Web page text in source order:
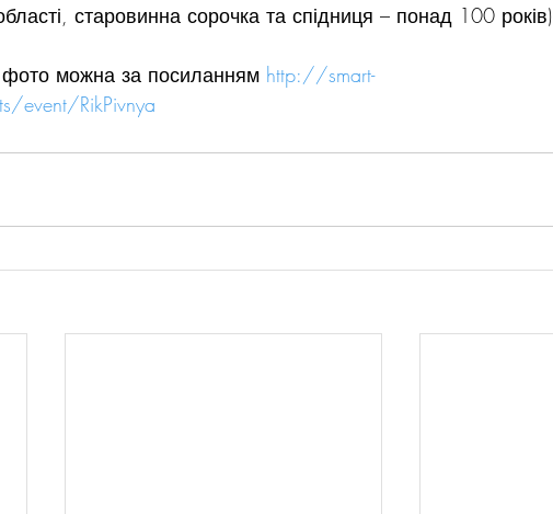
старовинна сорочка та спідниця – понад 100 років)
можна за посиланням http://smart-
event/RikPivnya